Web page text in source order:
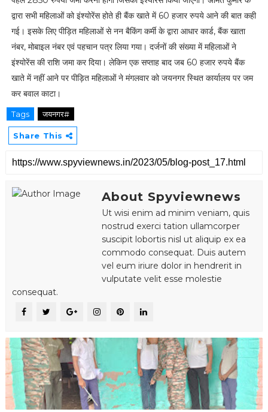
द्वारा सभी महिलाओं को इंश्योरेंस होते ही बैंक खाते में 60 हजार रुपये आने की बात कही
गई। इसके लिए पीड़ित महिलाओं से नन बैकिंग कर्मी के द्वारा आधार कार्ड, बैंक खाता
नंबर, मोबाइल नंबर एवं पहचान पत्र लिया गया। दर्जनों की संख्या में महिलाओं ने
इंश्योरेंस की राशि जमा कर दिया। लेकिन एक सप्ताह बाद जब 60 हजार रुपये बैंक
खाते में नहीं आने पर पीड़ित महिलाओं ने मंगलवार को जयनगर स्थित कार्यालय पर जम
कर बवाल काटा।
Tags जयनगर#
Share This
About Spyviewnews
Ut wisi enim ad minim veniam, quis
nostrud exerci tation ullamcorper
suscipit lobortis nisl ut aliquip ex ea
commodo consequat. Duis autem
vel eum iriure dolor in hendrerit in
vulputate velit esse molestie
consequat.